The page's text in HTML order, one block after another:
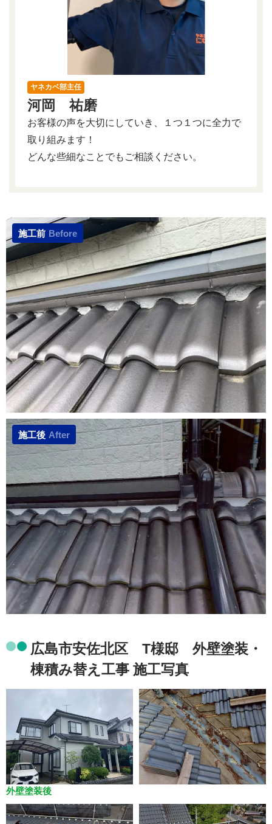
ヤネカベ部主任
河岡 祐磨
お客様の声を大切にしていき、１つ１つに全力で
取り組みます！
どんな些細なことでもご相談ください。
施工前 Before
施工後 After
広島市安佐北区 T様邸 外壁塗装・
棟積み替え工事 施工写真
外壁塗装後